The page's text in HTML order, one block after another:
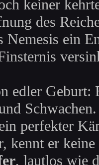
keiner
des
Nemesis ein
edler Geburt:
Schwachen.
perfekter
kennt er
, lautlos wie